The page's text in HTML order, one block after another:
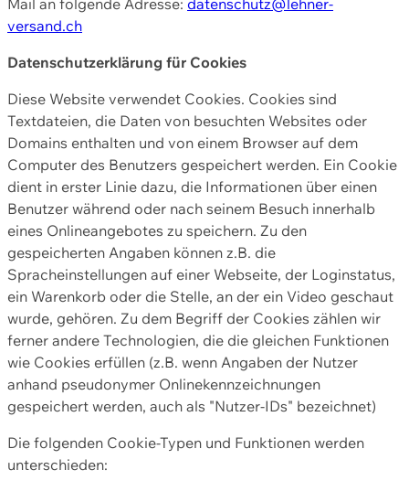
versand.ch
Datenschutzerklärung für Cookies
Diese Website verwendet Cookies. Cookies sind
Textdateien, die Daten von besuchten Websites oder
Domains enthalten und von einem Browser auf dem
Computer des Benutzers gespeichert werden. Ein Cookie
dient in erster Linie dazu, die Informationen über einen
Benutzer während oder nach seinem Besuch innerhalb
eines Onlineangebotes zu speichern. Zu den
gespeicherten Angaben können z.B. die
Spracheinstellungen auf einer Webseite, der Loginstatus,
ein Warenkorb oder die Stelle, an der ein Video geschaut
wurde, gehören. Zu dem Begriff der Cookies zählen wir
ferner andere Technologien, die die gleichen Funktionen
wie Cookies erfüllen (z.B. wenn Angaben der Nutzer
anhand pseudonymer Onlinekennzeichnungen
gespeichert werden, auch als "Nutzer-IDs" bezeichnet)
Die folgenden Cookie-Typen und Funktionen werden
unterschieden: